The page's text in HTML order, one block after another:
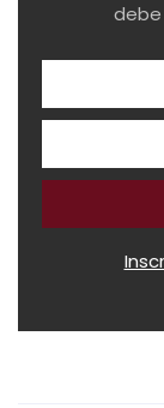
debe